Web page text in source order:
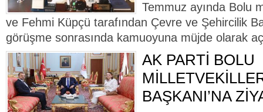
Temmuz ayında Bolu
ve Fehmi Küpçü tarafından Çevre ve Şehircilik
görüşme sonrasında kamuoyuna müjde olarak
AK PARTİ BOLU
BAŞKANI’NA